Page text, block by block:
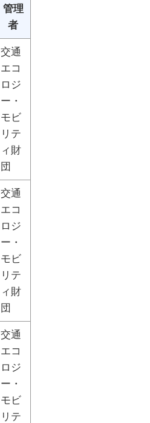
管理
者
交通
エコ
ロジ
ー・
モビ
リテ
ィ財
団
交通
エコ
ロジ
ー・
モビ
リテ
ィ財
団
交通
エコ
ロジ
ー・
モビ
リテ